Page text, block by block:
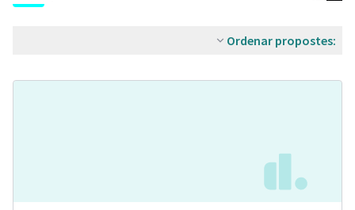
Ordenar propostes: